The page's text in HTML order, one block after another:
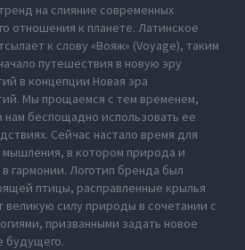
на слияние современных
отношения к планете. Латинское
к слову «Вояж» (Voyage), таким
путешествия в новую эру
в концепции Новая эра
Мы прощаемся с тем временем,
нам беспощадно использовать ее
Сейчас настало время для
мышления, в котором природа и
гармонии. Логотип бренда был
птицы, расправленные крылья
силу природы в сочетании с
призванными задать новое
будущего.